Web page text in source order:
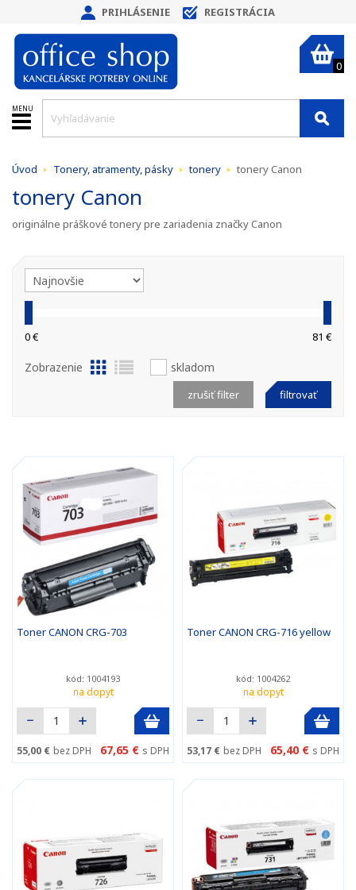
PRIHLÁSENIE REGISTRÁCIA
0
MENU
Úvod Tonery, atramenty, pásky tonery tonery Canon
tonery Canon
originálne práškové tonery pre zariadenia značky Canon
0 € 81 €
Zobrazenie skladom
filtrovať
zrušiť filter
Toner CANON CRG-703
kód: 1004193
na dopyt
55,00 € bez DPH 67,65 € s DPH
Toner CANON CRG-716 yellow
kód: 1004262
na dopyt
53,17 € bez DPH 65,40 € s DPH